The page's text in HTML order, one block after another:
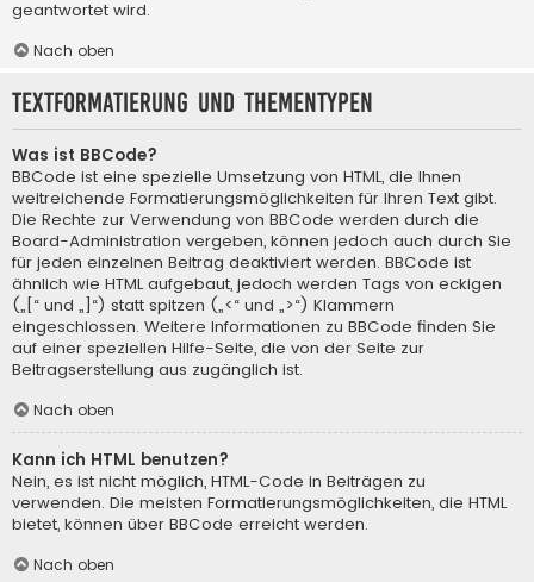
geantwortet wird.
Nach oben
Textformatierung und Thementypen
Was ist BBCode?
BBCode ist eine spezielle Umsetzung von HTML, die Ihnen
weitreichende Formatierungsmöglichkeiten für Ihren Text gibt.
Die Rechte zur Verwendung von BBCode werden durch die
Board-Administration vergeben, können jedoch auch durch Sie
für jeden einzelnen Beitrag deaktiviert werden. BBCode ist
ähnlich wie HTML aufgebaut, jedoch werden Tags von eckigen
(„[“ und „]“) statt spitzen („<“ und „>“) Klammern
eingeschlossen. Weitere Informationen zu BBCode finden Sie
auf einer speziellen Hilfe-Seite, die von der Seite zur
Beitragserstellung aus zugänglich ist.
Nach oben
Kann ich HTML benutzen?
Nein, es ist nicht möglich, HTML-Code in Beiträgen zu
verwenden. Die meisten Formatierungsmöglichkeiten, die HTML
bietet, können über BBCode erreicht werden.
Nach oben